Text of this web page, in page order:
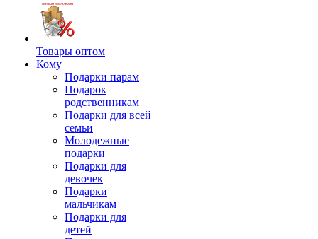
Товары оптом
Кому
Подарки парам
Подарок
родственникам
Подарки для всей
семьи
Молодежные
подарки
Подарки для
девочек
Подарки
мальчикам
Подарки для
детей